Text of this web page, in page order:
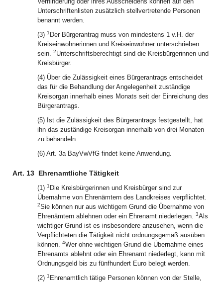
Unterschriftenlisten zusätzlich stellvertretende Personen
benannt werden.
(3) 1 Der Bürgerantrag muss von mindestens 1 v.H. der
Kreiseinwohnerinnen und Kreiseinwohner unterschrieben
sein. 2Unterschriftsberechtigt sind die Kreisbürgerinnen und
Kreisbürger.
(4) Über die Zulässigkeit eines Bürgerantrags entscheidet
das für die Behandlung der Angelegenheit zuständige
Kreisorgan innerhalb eines Monats seit der Einreichung des
Bürgerantrags.
(5) Ist die Zulässigkeit des Bürgerantrags festgestellt, hat
ihn das zuständige Kreisorgan innerhalb von drei Monaten
zu behandeln.
(6) Art. 3a BayVwVfG findet keine Anwendung.
Art. 13 Ehrenamtliche Tätigkeit
(1) 1 Die Kreisbürgerinnen und Kreisbürger sind zur
Übernahme von Ehrenämtern des Landkreises verpflichtet.
2Sie können nur aus wichtigem Grund die Übernahme von
Ehrenämtern ablehnen oder ein Ehrenamt niederlegen. 3Als
wichtiger Grund ist es insbesondere anzusehen, wenn die
Verpflichteten die Tätigkeit nicht ordnungsgemäß ausüben
können. 4Wer ohne wichtigen Grund die Übernahme eines
Ehrenamts ablehnt oder ein Ehrenamt niederlegt, kann mit
Ordnungsgeld bis zu fünfhundert Euro belegt werden.
(2) 1 Ehrenamtlich tätige Personen können von der Stelle,